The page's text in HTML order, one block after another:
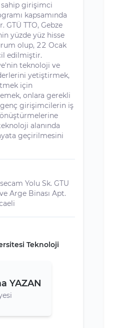
girişimci
kapsamında
TTO, Gebze
yüzde yüz hisse
olup, 22 Ocak
edilmiştir.
teknoloji ve
yetiştirmek,
için
onlara gerekli
genç girişimcilerin iş
alanında
geçirilmesini
Yolu Sk. GTU
Arge Binası Apt.
Teknoloji
YAZAN